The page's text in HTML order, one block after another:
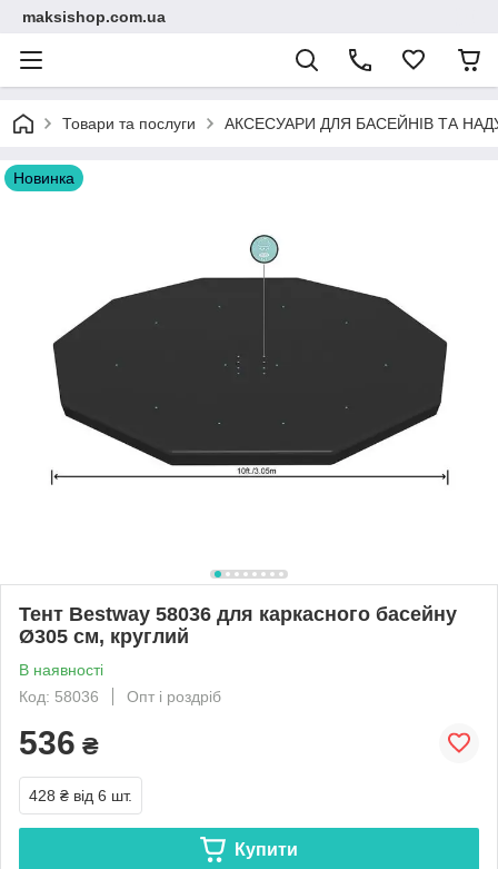
maksishop.com.ua
Товари та послуги АКСЕСУАРИ ДЛЯ БАСЕЙНІВ ТА
Новинка
Тент Bestway 58036 для каркасного басейну
Ø305 см, круглий
В наявності
Код: 58036
Опт і роздріб
536 ₴
428 ₴ від 6 шт.
Купити